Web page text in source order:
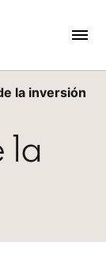
la inversión
la